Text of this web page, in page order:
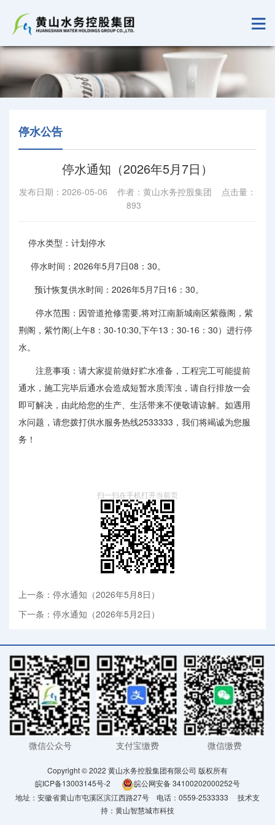
停水公告
停水通知（2026年5月7日）
发布日期：2026-05-06 作者：黄山水务控股集团 点击量：
893
停水类型：计划停水
停水时间：2026年5月7日08：30。
预计恢复供水时间：2026年5月7日16：30。
停水范围：因管道抢修需要,将对江南新城南区紫薇阁，紫
荆阁，紫竹阁(上午8：30-10:30,下午13：30-16：30）进行停
水。
注意事项：请大家提前做好贮水准备，工程完工可能提前
通水，施工完毕后通水会造成短暂水质浑浊，请自行排放一会
即可解决，由此给您的生产、生活带来不便敬请谅解。如遇用
水问题，请您拨打供水服务热线2533333，我们将竭诚为您服
务！
扫一扫在手机打开当前页
上一条：停水通知（2026年5月8日）
下一条：停水通知（2026年5月2日）
微信公众号 支付宝缴费 微信缴费
Copyright © 2022 黄山水务控股集团有限公司 版权所有
皖ICP备13003145号-2
皖公网安备 34100202000252号
地址：安徽省黄山市屯溪区滨江西路27号 电话：0559-2533333 技术支
持： 黄山智慧城市科技